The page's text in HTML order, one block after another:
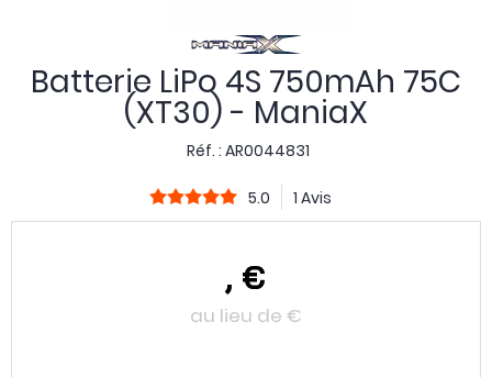
Batterie LiPo 4S 750mAh 75C
(XT30) - ManiaX
Réf. : AR0044831
5.0 1 Avis
, €
au lieu de €